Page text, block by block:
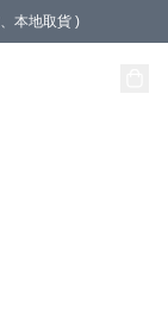
本地取貨 )